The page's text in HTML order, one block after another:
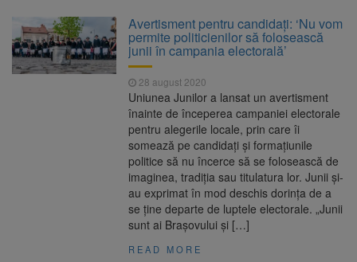
Avertisment pentru candidați: ‘Nu vom
permite politicienilor să folosească
junii în campania electorală’
28 august 2020
Uniunea Junilor a lansat un avertisment
înainte de începerea campaniei electorale
pentru alegerile locale, prin care îi
somează pe candidați și formațiunile
politice să nu încerce să se folosească de
imaginea, tradiția sau titulatura lor. Junii și-
au exprimat în mod deschis dorința de a
se ține departe de luptele electorale. „Junii
sunt ai Brașovului și […]
READ MORE